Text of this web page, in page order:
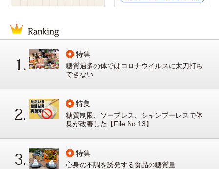
特集
糖質過多の体ではコロナウイルスに太刀打ち
できない
特集
糖質制限、ソープレス、シャンプーレスで体
臭が改善した【File No.13】
特集
心身の不調を誘発する食品の糖質量